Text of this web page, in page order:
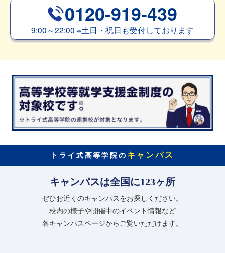
0120-919-439
9:00～22:00 ※土日・祝日も受付しております
トライ式高等学院の キャンパス
キャンパスは全国に123ヶ所
ぜひお近くのキャンパスをお探しください。
校内の様子や開催中のイベント情報など
各キャンパスページからご覧いただけます。